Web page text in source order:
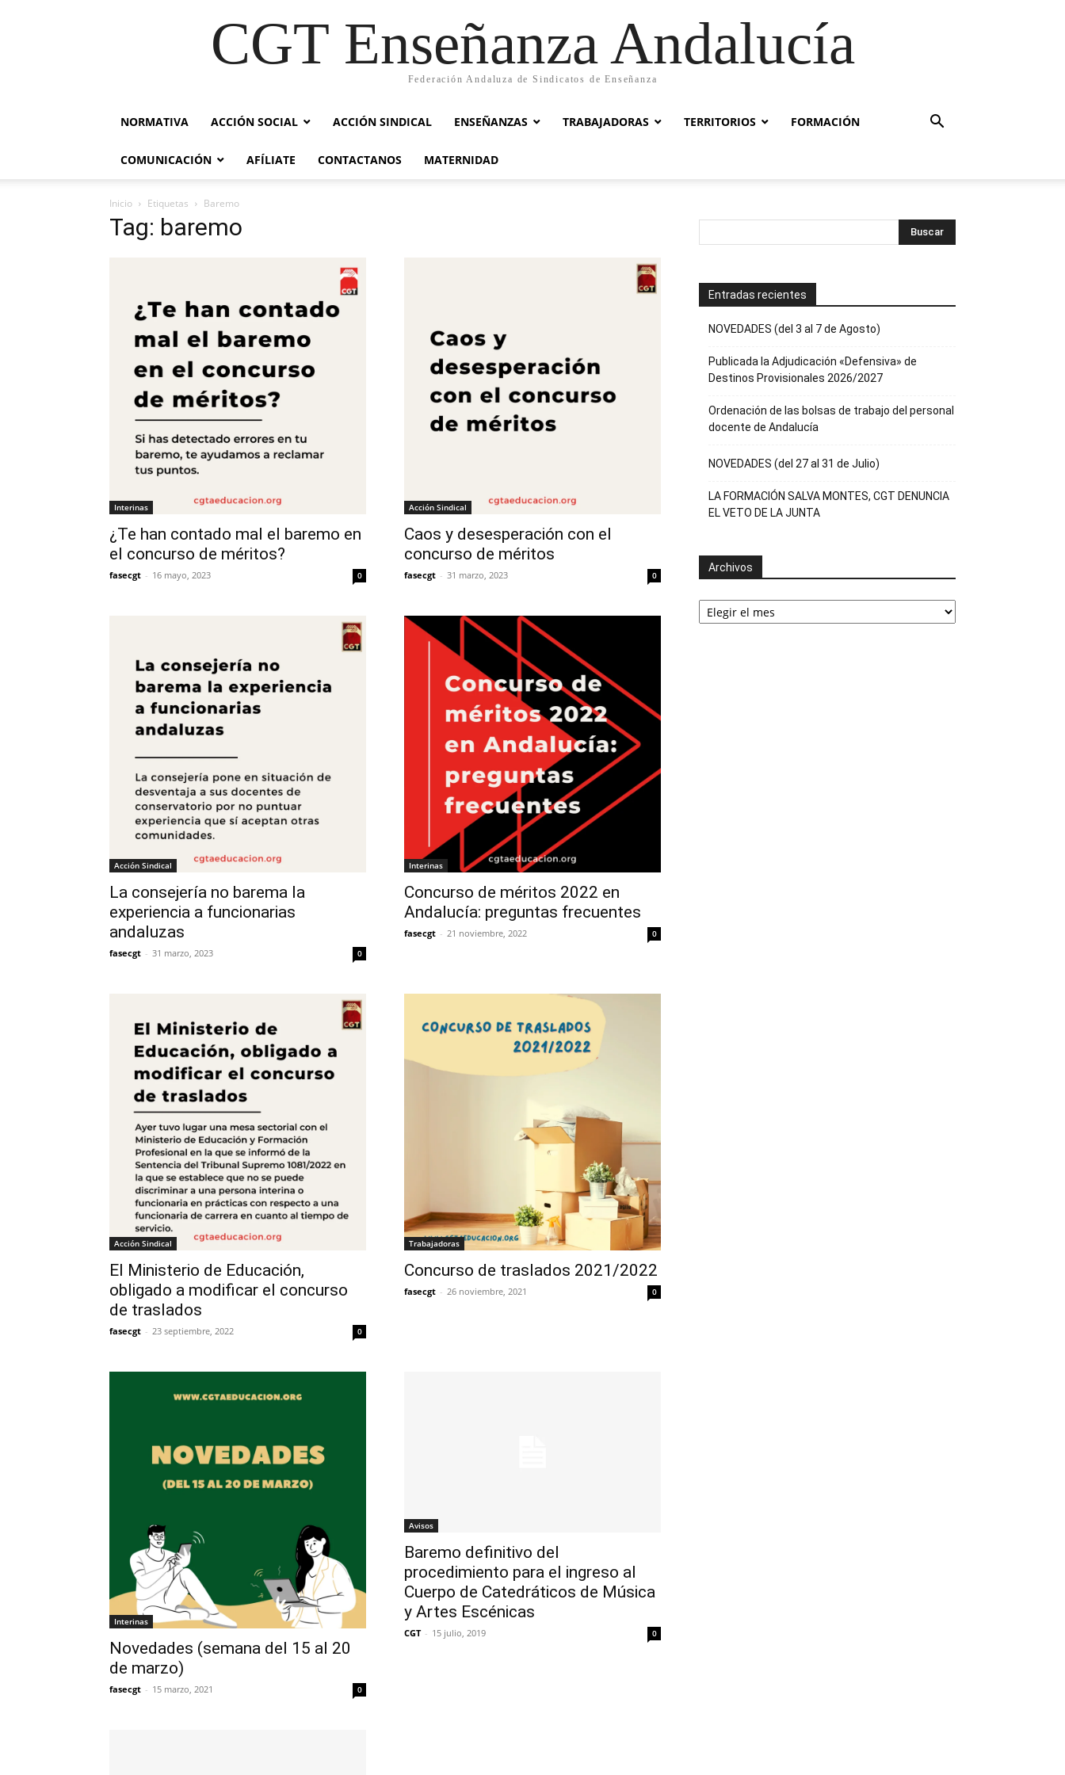
CGT Enseñanza Andalucía
Federación Andaluza de Sindicatos de Enseñanza
NORMATIVA ACCIÓN SOCIAL ACCIÓN SINDICAL ENSEÑANZAS TRABAJADORAS TERRITORIOS FORMACIÓN
COMUNICACIÓN AFÍLIATE CONTACTANOS MATERNIDAD
Inicio Etiquetas Baremo
Tag: baremo
Interinas
¿Te han contado mal el baremo en
el concurso de méritos?
fasecgt - 16 mayo, 2023 0
Acción Sindical
Caos y desesperación con el
concurso de méritos
fasecgt - 31 marzo, 2023 0
Acción Sindical
La consejería no barema la
experiencia a funcionarias
andaluzas
fasecgt - 31 marzo, 2023 0
Interinas
Concurso de méritos 2022 en
Andalucía: preguntas frecuentes
fasecgt - 21 noviembre, 2022 0
Acción Sindical
El Ministerio de Educación,
obligado a modificar el concurso
de traslados
fasecgt - 23 septiembre, 2022 0
Trabajadoras
Concurso de traslados 2021/2022
fasecgt - 26 noviembre, 2021 0
Interinas
Novedades (semana del 15 al 20
de marzo)
fasecgt - 15 marzo, 2021 0
Avisos
Baremo definitivo del
procedimiento para el ingreso al
Cuerpo de Catedráticos de Música
y Artes Escénicas
CGT - 15 julio, 2019 0
Entradas recientes
NOVEDADES (del 3 al 7 de Agosto)
Publicada la Adjudicación «Defensiva» de
Destinos Provisionales 2026/2027
Ordenación de las bolsas de trabajo del personal
docente de Andalucía
NOVEDADES (del 27 al 31 de Julio)
LA FORMACIÓN SALVA MONTES, CGT DENUNCIA
EL VETO DE LA JUNTA
Archivos
Archivos